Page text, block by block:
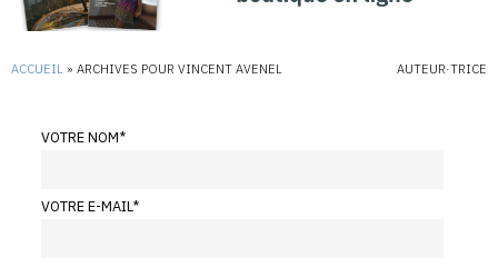
ACCUEIL » ARCHIVES POUR VINCENT AVENEL AUTEUR·TRICE
VOTRE NOM*
VOTRE E-MAIL*